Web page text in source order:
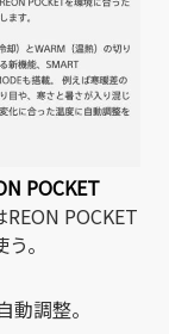
POCKET
POCKET
。
調整。